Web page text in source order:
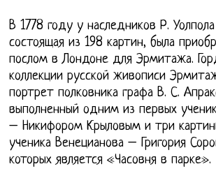
В 1778 году у наследников Р. Уолпола
состоящая из 198 картин, была
послом в Лондоне для Эрмитажа.
коллекции русской живописи
портрет полковника графа В. С.
выполненный одним из первых
– Никифором Крыловым и три
ученика Венецианова – Григория
которых является «Часовня в парке».